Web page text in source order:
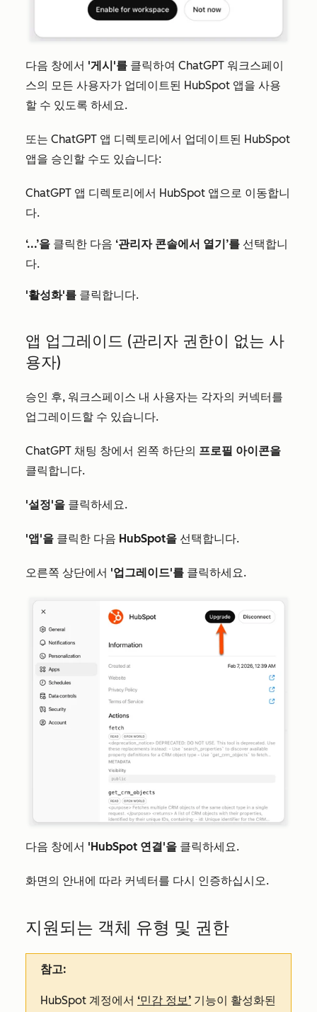
다음 창에서 '게시'를 클릭하여 ChatGPT 워크스페이
스의 모든 사용자가 업데이트된 HubSpot 앱을 사용
할 수 있도록 하세요.
또는 ChatGPT 앱 디렉토리에서 업데이트된 HubSpot
앱을 승인할 수도 있습니다:
ChatGPT 앱 디렉토리에서 HubSpot 앱으로 이동합니
다.
‘...’을 클릭한 다음 ‘관리자 콘솔에서 열기’를 선택합니
다.
'활성화'를 클릭합니다.
앱 업그레이드 (관리자 권한이 없는 사
용자)
승인 후, 워크스페이스 내 사용자는 각자의 커넥터를
업그레이드할 수 있습니다.
ChatGPT 채팅 창에서 왼쪽 하단의 프로필 아이콘을
클릭합니다.
'설정'을 클릭하세요.
'앱'을 클릭한 다음 HubSpot을 선택합니다.
오른쪽 상단에서 '업그레이드'를 클릭하세요.
다음 창에서 'HubSpot 연결'을 클릭하세요.
화면의 안내에 따라 커넥터를 다시 인증하십시오.
지원되는 객체 유형 및 권한
참고:
HubSpot 계정에서 ‘민감 정보’ 기능이 활성화된